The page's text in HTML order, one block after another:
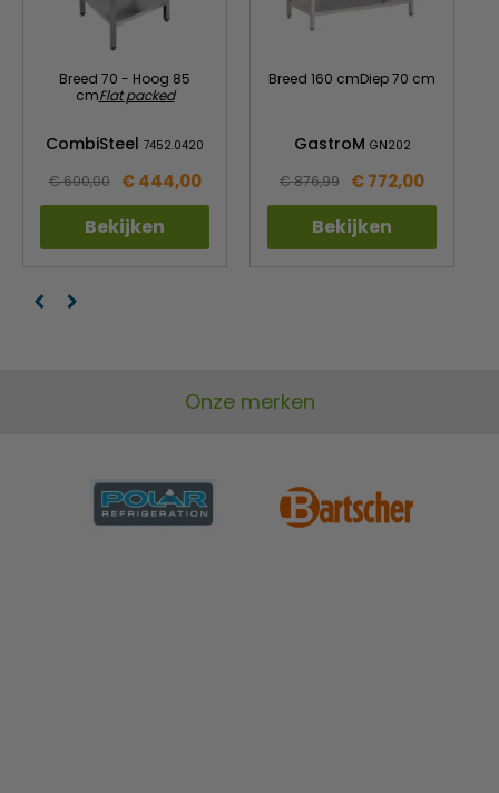
Breed 70 - Hoog 85
cmFlat packed
CombiSteel 7452.0420
€ 600,00 € 444,00
Bekijken
Breed 160 cmDiep 70 cm
GastroM GN202
€ 876,99 € 772,00
Bekijken
Onze merken